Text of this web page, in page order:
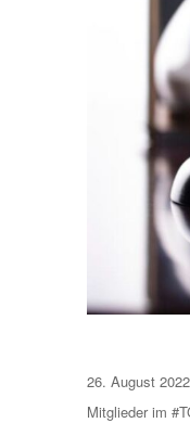
Veröffentlicht
am
26. August 2022
Kategorien
Mitglieder im